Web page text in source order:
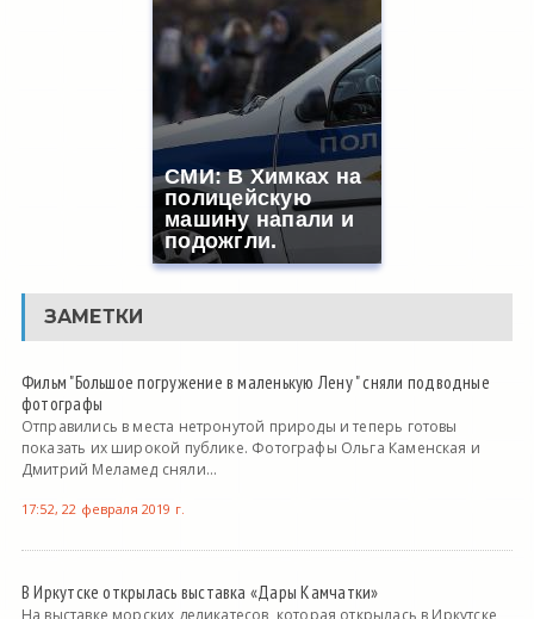
СМИ: В Химках на
полицейскую
машину напали и
подожгли.
ЗАМЕТКИ
Фильм "Большое погружение в маленькую Лену " сняли подводные
фотографы
Отправились в места нетронутой природы и теперь готовы
показать их широкой публике. Фотографы Ольга Каменская и
Дмитрий Меламед сняли...
17:52, 22 февраля 2019 г.
В Иркутске открылась выставка «Дары Камчатки»